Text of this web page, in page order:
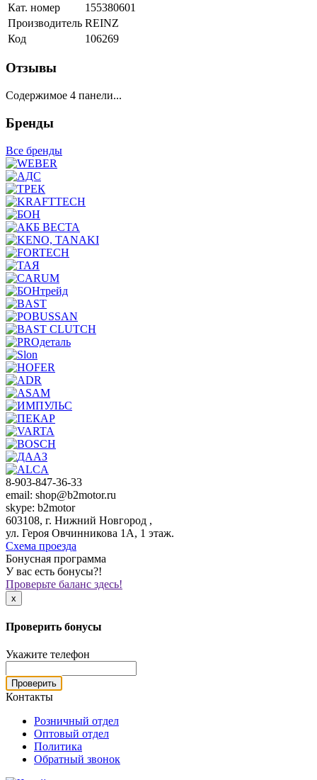
Кат. номер
155380601
Производитель REINZ
Код
106269
Отзывы
Содержимое 4 панели...
Бренды
Все бренды
8-903-847-36-33
email: shop@b2motor.ru
skype: b2motor
603108, г. Нижний Новгород ,
ул. Героя Овчинникова 1А, 1 этаж.
Схема проезда
Бонусная программа
У вас есть бонусы?!
Проверьте баланс здесь!
x
Проверить бонусы
Укажите телефон
Проверить
Контакты
Розничный отдел
Оптовый отдел
Политика
Обратный звонок